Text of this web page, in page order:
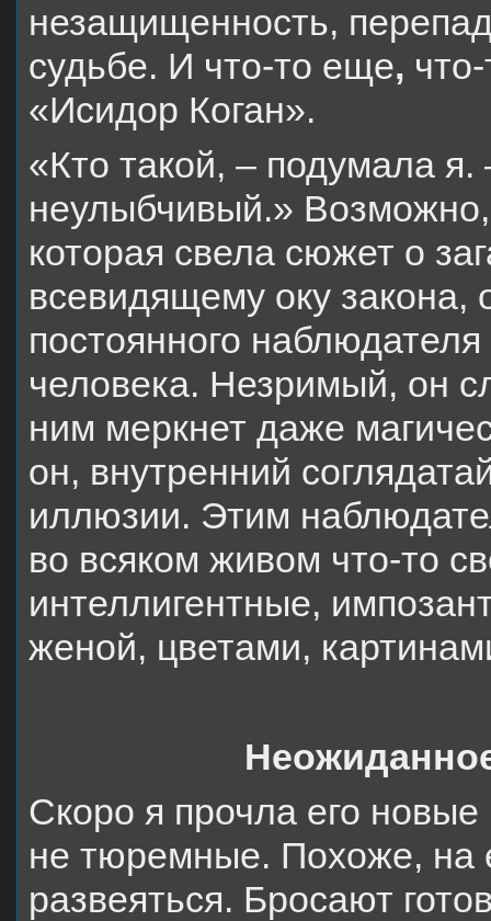
незащищенность,
судьбе. И что-то еще,
«Исидор Коган».
«Кто такой, – подумала я.
неулыбчивый.»
которая свела сюжет о
всевидящему оку закона,
постоянного
человека. Незримый, он
ним меркнет даже
он, внутренний
иллюзии. Этим
во всяком живом что-то
интеллигентные,
женой, цветами,
Скоро я прочла его
не тюремные. Похоже, на
развеяться. Бросают